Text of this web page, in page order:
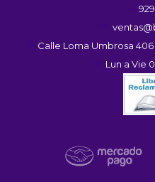
Calle Loma Umbrosa
Lun a Vie